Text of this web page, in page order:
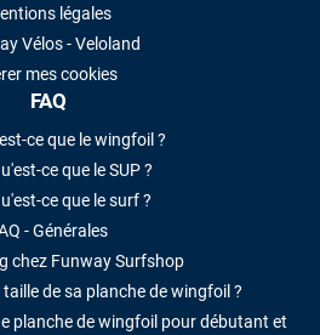
légales
Vélos - Veloland
mes cookies
FAQ
ce que le wingfoil ?
ce que le SUP ?
ce que le surf ?
- Générales
chez Funway Surfshop
de sa planche de wingfoil ?
planche de wingfoil pour débutant et